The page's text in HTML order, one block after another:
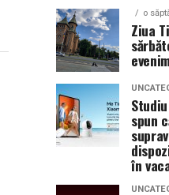
o
Ziua
spun
în